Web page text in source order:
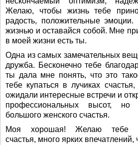
Желаю, чтобы жизнь тебе
радость, положительные
жизнью и оставайся собой. Мне
в моей жизни есть ты.
Одна из самых замечательных
дружба. Бесконечно тебе
ты дала мне понять, что это
тебе купаться в лучиках
ожидали интересные встречи и
профессиональных высот,
большого женского счастья.
Моя хорошая! Желаю тебе
счастья, много ярких